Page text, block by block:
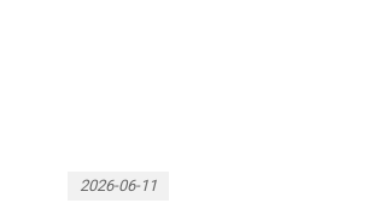
2026-06-11